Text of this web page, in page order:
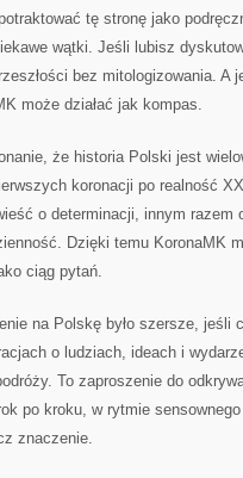
tę stronę jako
wątki. Jeśli lubisz
bez mitologizowania. A
może działać jak kompas.
że historia Polski jest
koronacji po realność
o determinacji, innym razem
Dzięki temu KoronaMK
ciąg pytań.
na Polskę było szersze, jeśli
o ludziach, ideach i
To zaproszenie do
po kroku, w rytmie
znaczenie.